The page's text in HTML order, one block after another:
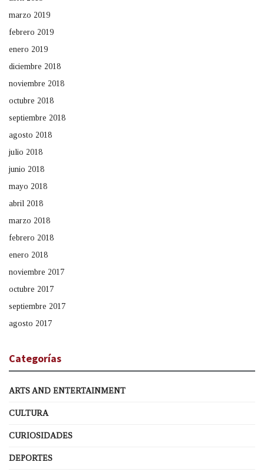
marzo 2019
febrero 2019
enero 2019
diciembre 2018
noviembre 2018
octubre 2018
septiembre 2018
agosto 2018
julio 2018
junio 2018
mayo 2018
abril 2018
marzo 2018
febrero 2018
enero 2018
noviembre 2017
octubre 2017
septiembre 2017
agosto 2017
Categorías
ARTS AND ENTERTAINMENT
CULTURA
CURIOSIDADES
DEPORTES